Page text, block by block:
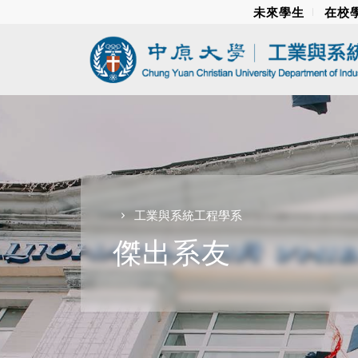
未來學生 在校
工業與系統工程學系
傑出系友